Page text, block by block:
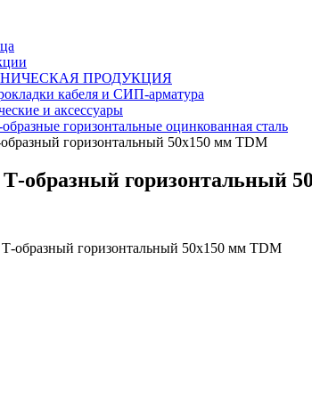
ПРОДУКЦИЯ
кабеля и СИП-арматура
и аксессуары
горизонтальные оцинкованная сталь
горизонтальный 50х150 мм TDM
образный горизонтальный